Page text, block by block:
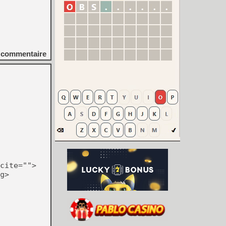
commentaire